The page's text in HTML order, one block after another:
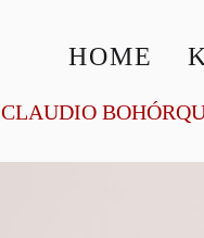
HOME
CLAUDIO